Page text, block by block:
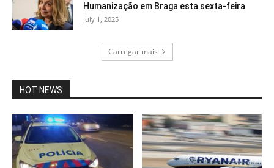
Humanização em Braga esta sexta-feira
July 1, 2025
Carregar mais
HOT NEWS